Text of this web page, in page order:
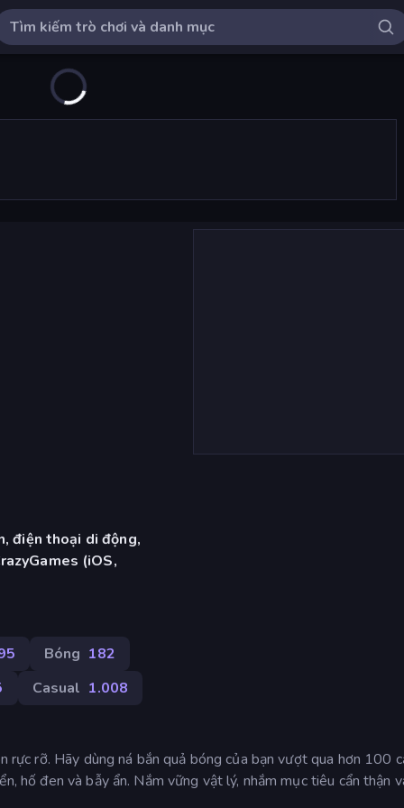
điện thoại di động,
(iOS,
Bóng 182
Casual 1.008
rỡ. Hãy dùng ná bắn quả bóng của bạn vượt qua hơn 100
hố đen và bẫy ẩn. Nắm vững vật lý, nhắm mục tiêu cẩn thận